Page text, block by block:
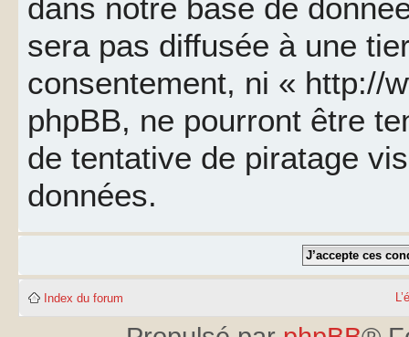
dans notre base de
sera pas diffusée à une
consentement, ni « http://
phpBB, ne pourront être
de tentative de piratage
données.
Index du forum